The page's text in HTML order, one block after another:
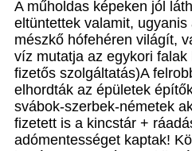
A műholdas képeken jól
eltüntettek valamit,
mészkő hófehéren világít,
víz mutatja az egykori
fizetős szolgáltatás)A
elhordták az épületek
svábok-szerbek-németek
fizetett is a kincstár +
adómentességet kaptak!